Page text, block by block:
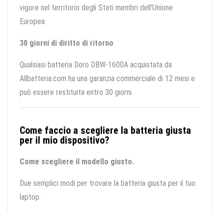
vigore nel territorio degli Stati membri dell'Unione
Europea.
30 giorni di diritto di ritorno
Qualsiasi batteria Doro DBW-1600A acquistata da
Allbatteria.com ha una garanzia commerciale di 12 mesi e
può essere restituita entro 30 giorni.
Come faccio a scegliere la batteria giusta
per il mio dispositivo?
Come scegliere il modello giusto.
Due semplici modi per trovare la batteria giusta per il tuo
laptop.